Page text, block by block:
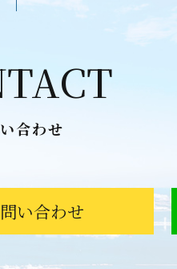
合わせ
い合わせ